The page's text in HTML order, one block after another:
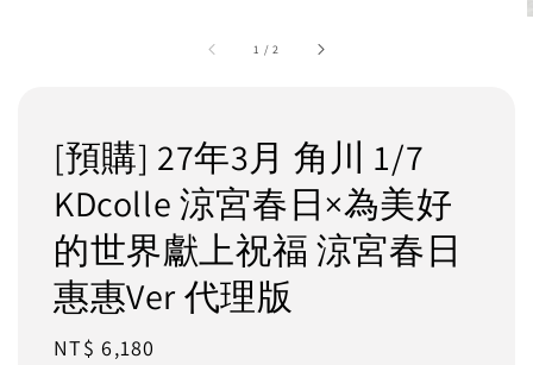
1 /2
[預購] 27年3月 角川 1/7
KDcolle 涼宮春日×為美好
的世界獻上祝福 涼宮春日
惠惠Ver 代理版
Regular
NT$ 6,180